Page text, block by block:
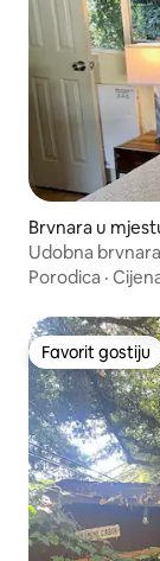
Brvnara u
Udobna
Porodica ·
Favorit gostiju
Favorit gostiju